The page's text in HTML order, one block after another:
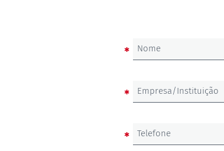
Nome
Empresa/Instituição
Telefone